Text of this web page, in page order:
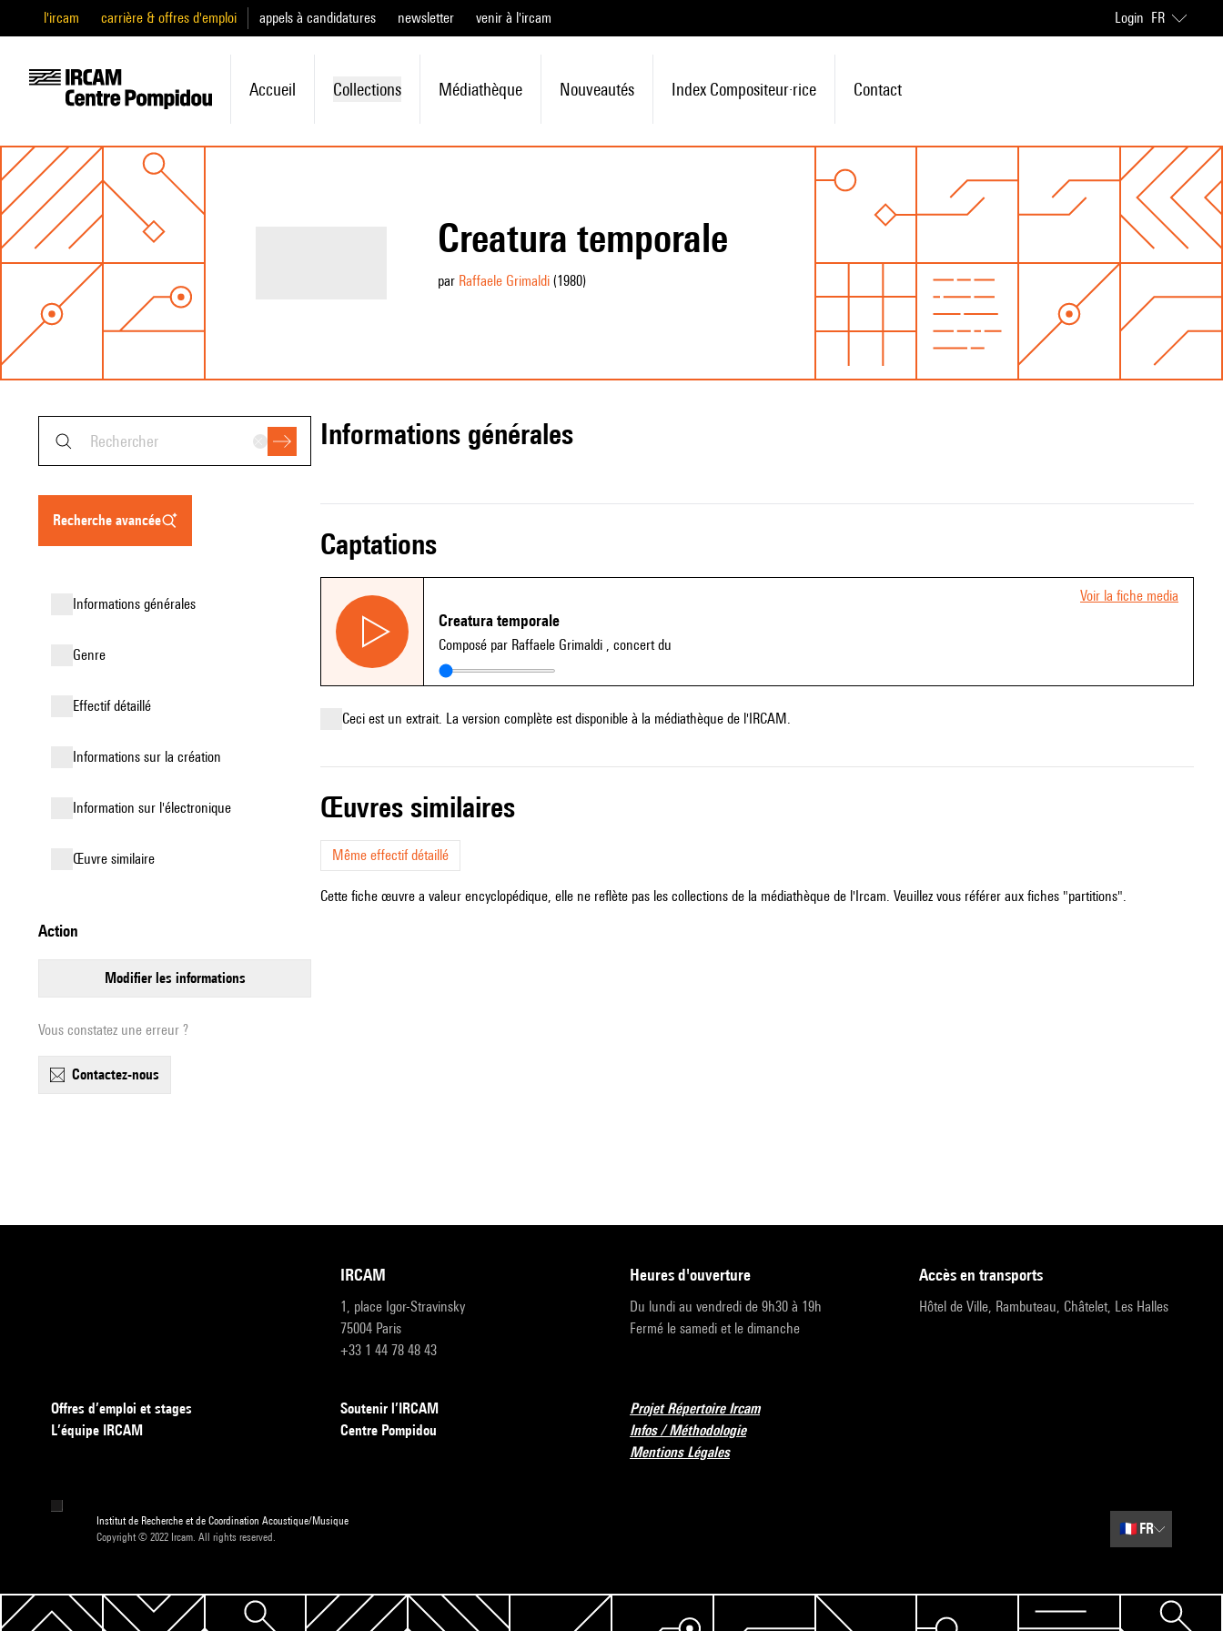
l'ircam carrière & offres d'emploi appels à candidatures newsletter venir à l'ircam Login FR
Accueil Collections Médiathèque Nouveautés Index Compositeur·rice Contact
Creatura temporale
par Raffaele Grimaldi(1980)
recherche avancée
informations générales
genre
effectif détaillé
informations sur la création
Information sur l'électronique
œuvre similaire
action
modifier les informations
Vous constatez une erreur ?
contactez-nous
informations générales
captations
Voir la fiche media
Creatura temporale
Composé par Raffaele Grimaldi , concert du
Ceci est un extrait. La version complète est disponible à la médiathèque de l'IRCAM.
œuvres similaires
Même effectif détaillé
Cette fiche œuvre a valeur encyclopédique, elle ne reflète pas les collections de la médiathèque de l'Ircam. Veuillez vous référer aux fiches "partitions".
IRCAM
1, place Igor-Stravinsky
75004 Paris
+33 1 44 78 48 43
heures d'ouverture
Du lundi au vendredi de 9h30 à 19h
Fermé le samedi et le dimanche
accès en transports
Hôtel de Ville, Rambuteau, Châtelet, Les Halles
Offres d’emploi et stages
L’équipe IRCAM
Soutenir l’IRCAM
Centre Pompidou
Projet Répertoire Ircam
Infos / Méthodologie
Mentions Légales
Institut de Recherche et de Coordination Acoustique/Musique
Copyright © 2022 Ircam. All rights reserved.
🇫🇷 FR